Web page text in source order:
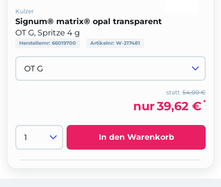
Kulzer
Signum® matrix® opal transparent
OT G, Spritze 4 g
Herstellernr: 66019700 Artikelnr: W-217481
54,00 €
statt
nur39,62 € *
In den Warenkorb